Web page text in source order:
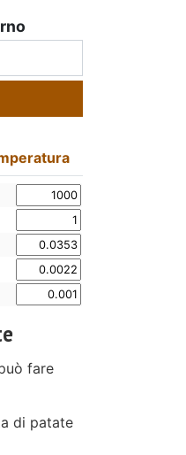
Risotto
fare
di patate